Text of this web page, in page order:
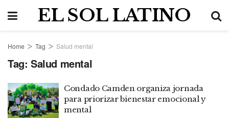
EL SOL LATINO
Home Tag Salud mental
Tag: Salud mental
Condado Camden organiza jornada
para priorizar bienestar emocional y
mental